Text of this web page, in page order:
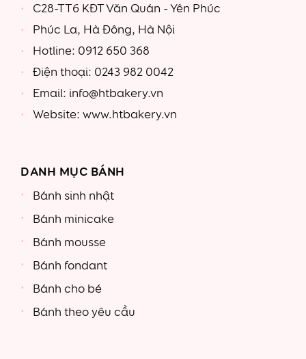
C28-TT6 KĐT Văn Quán - Yên Phúc
Phúc La, Hà Đông, Hà Nội
Hotline: 0912 650 368
Điện thoại: 0243 982 0042
Email: info@htbakery.vn
Website: www.htbakery.vn
DANH MỤC BÁNH
Bánh sinh nhật
Bánh minicake
Bánh mousse
Bánh fondant
Bánh cho bé
Bánh theo yêu cầu